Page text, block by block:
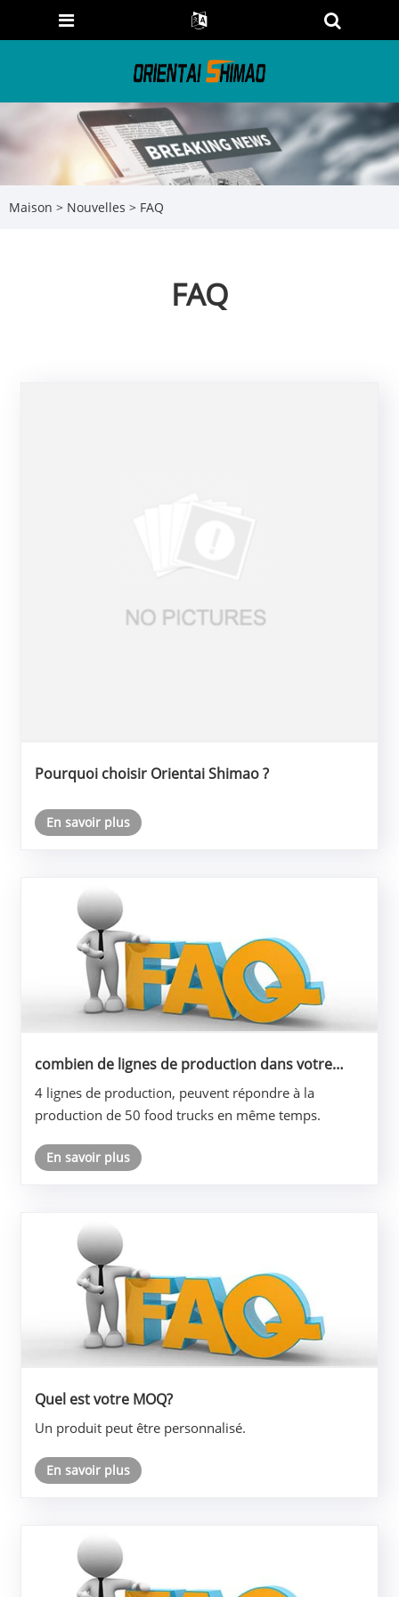
Maison > Nouvelles > FAQ
FAQ
Pourquoi choisir Orientai Shimao ?
En savoir plus
combien de lignes de production dans votre
4 lignes de production, peuvent répondre à la
production de 50 food trucks en même temps.
En savoir plus
Quel est votre MOQ?
Un produit peut être personnalisé.
En savoir plus